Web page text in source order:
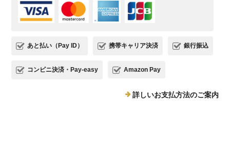
あと払い（Pay ID） 携帯キャリア決済 銀行振込
コンビニ決済・Pay-easy Amazon Pay
詳しいお支払方法のご案内